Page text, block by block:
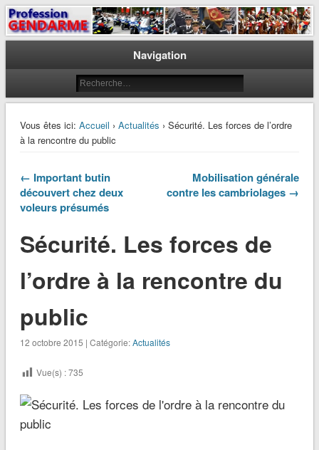
Profession Gendarme
Le journal des gendarmes
Navigation
Vous êtes ici: Accueil › Actualités › Sécurité. Les forces de l’ordre
à la rencontre du public
← Important butin
découvert chez deux
voleurs présumés
Mobilisation générale
contre les cambriolages →
Sécurité. Les forces de
l’ordre à la rencontre du
public
12 octobre 2015 | Catégorie:Actualités
Vue(s) :735